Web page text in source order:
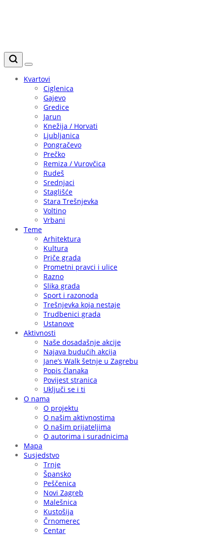
Kvartovi
Ciglenica
Gajevo
Gredice
Jarun
Knežija / Horvati
Ljubljanica
Pongračevo
Prečko
Remiza / Vurovčica
Rudeš
Srednjaci
Staglišće
Stara Trešnjevka
Voltino
Vrbani
Teme
Arhitektura
Kultura
Priče grada
Prometni pravci i ulice
Razno
Slika grada
Sport i razonoda
Trešnjevka koja nestaje
Trudbenici grada
Ustanove
Aktivnosti
Naše dosadašnje akcije
Najava budućih akcija
Jane’s Walk šetnje u Zagrebu
Popis članaka
Povijest stranica
Uključi se i ti
O nama
O projektu
O našim aktivnostima
O našim prijateljima
O autorima i suradnicima
Mapa
Susjedstvo
Trnje
Špansko
Peščenica
Novi Zagreb
Malešnica
Kustošija
Črnomerec
Centar